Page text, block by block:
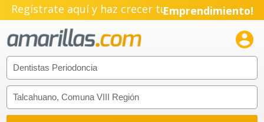
Regístrate aquí y haz crecer tuEmprendimiento!
